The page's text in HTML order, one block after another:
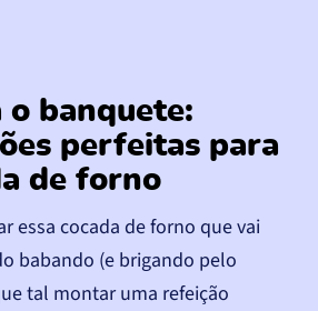
o banquete:
perfeitas para
de forno
essa cocada de forno que vai
babando (e brigando pelo
tal montar uma refeição